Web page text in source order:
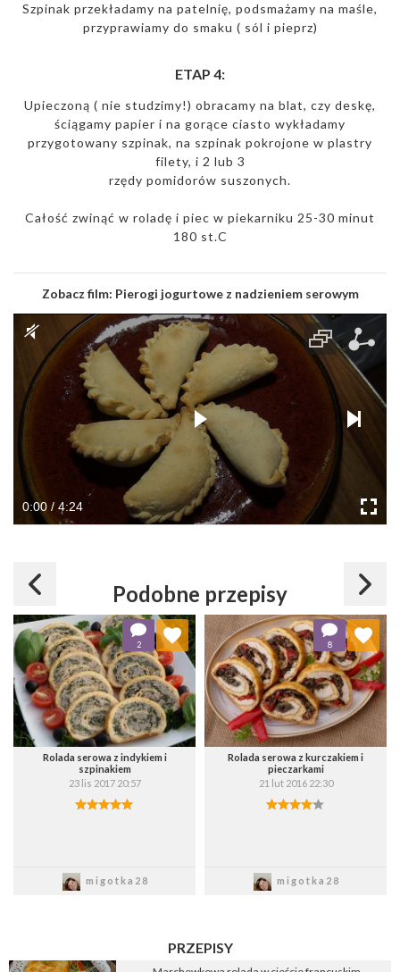
Szpinak przekładamy na patelnię, podsmażamy na maśle,
przyprawiamy do smaku ( sól i pieprz)
ETAP 4:
Upieczoną ( nie studzimy!) obracamy na blat, czy deskę,
ściągamy papier i na gorące ciasto wykładamy
przygotowany szpinak, na szpinak pokrojone w plastry
filety, i 2 lub 3
rzędy pomidorów suszonych.
Całość zwinąć w roladę i piec w piekarniku 25-30 minut
180 st.C
Zobacz film: Pierogi jogurtowe z nadzieniem serowym
0:00 / 4:24
Podobne przepisy
Rolada serowa z indykiem i
szpinakiem
23 lis 2017 20:57
migotka28
2
Dodaj do ulubionych
Wybierz listę:
Zapisz
Rolada serowa z kurczakiem i
pieczarkami
21 lut 2016 22:30
migotka28
8
Dodaj do ulubionych
Wybierz listę:
Zapisz
PRZEPISY